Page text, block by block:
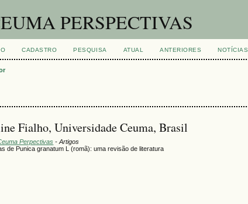
PERSPECTIVAS
CADASTRO PESQUISA ATUAL ANTERIORES NOTÍCIAS
Fialho, Universidade Ceuma, Brasil
Perpectivas - Artigos
de Punica granatum L (romã): uma revisão de literatura